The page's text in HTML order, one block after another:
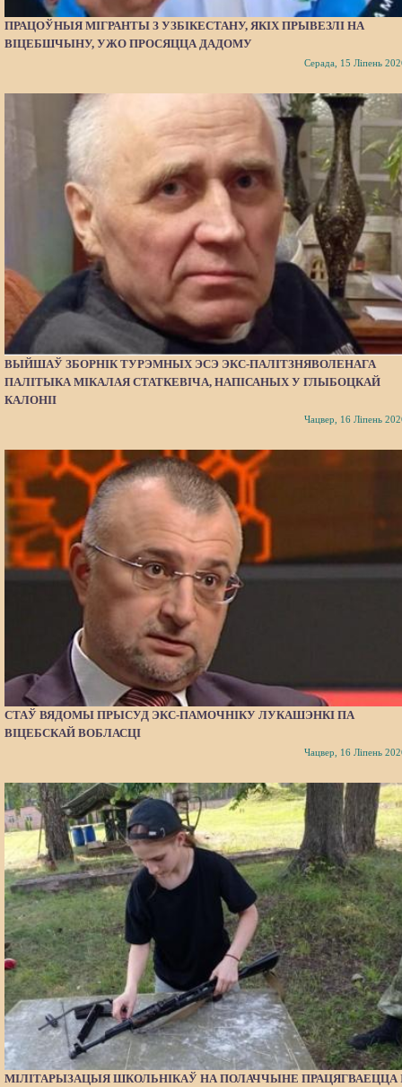
ПРАЦОЎНЫЯ МІГРАНТЫ З УЗБІКЕСТАНУ, ЯКІХ ПРЫВЕЗЛІ НА
ВІЦЕБШЧЫНУ, УЖО ПРОСЯЦЦА ДАДОМУ
Серада, 15 Ліпень
ВЫЙШАЎ ЗБОРНІК ТУРЭМНЫХ ЭСЭ ЭКС-ПАЛІТЗНЯВОЛЕНАГА
ПАЛІТЫКА МІКАЛАЯ СТАТКЕВІЧА, НАПІСАНЫХ У ГЛЫБОЦКАЙ
КАЛОНІІ
Чацвер, 16 Ліпень
СТАЎ ВЯДОМЫ ПРЫСУД ЭКС-ПАМОЧНІКУ ЛУКАШЭНКІ ПА
ВІЦЕБСКАЙ ВОБЛАСЦІ
Чацвер, 16 Ліпень
МІЛІТАРЫЗАЦЫЯ ШКОЛЬНІКАЎ НА ПОЛАЧЧЫНЕ ПРАЦЯГВАЕЦЦА